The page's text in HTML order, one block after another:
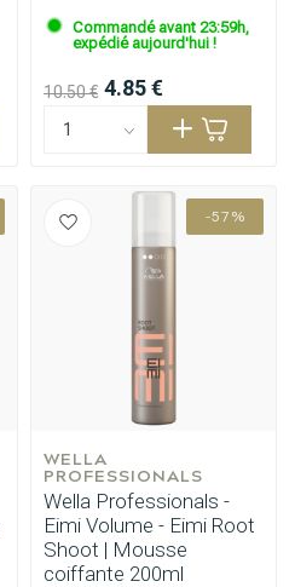
Commandé avant 23:59h,
expédié aujourd'hui !
10.50 € 4.85 €
-57%
WELLA
PROFESSIONALS
Wella Professionals -
Eimi Volume - Eimi Root
Shoot | Mousse
coiffante 200ml